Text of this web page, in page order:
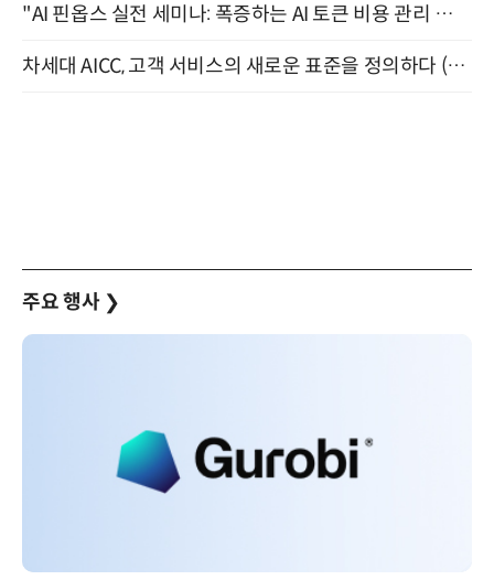
"AI 핀옵스 실전 세미나: 폭증하는 AI 토큰 비용 관리 전략" 8월 21일 개최
차세대 AICC, 고객 서비스의 새로운 표준을 정의하다 (9/9)
주요 행사 ❯